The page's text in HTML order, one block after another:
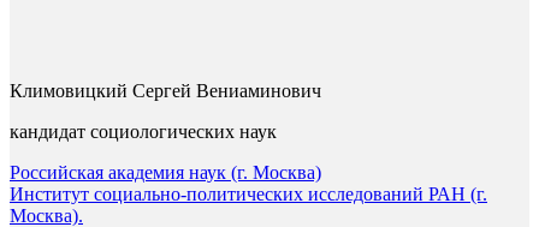
Климовицкий Сергей Вениаминович
кандидат социологических наук
Российская академия наук (г. Москва)
Институт социально-политических исследований РАН (г.
Москва).